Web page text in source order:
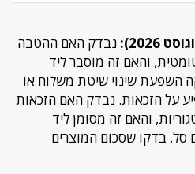
נבדק האם ההטבה
והאם זה מוסבר ליד
השפעת שינוי שיטת משלוח או
על הזכאות. נבדק האם הזכאות
והאם זה מסומן ליד
סל, בדקו שסכום המוצרים